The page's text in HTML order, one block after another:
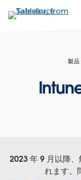
イ
製
2023 年 9 月以降
れます。